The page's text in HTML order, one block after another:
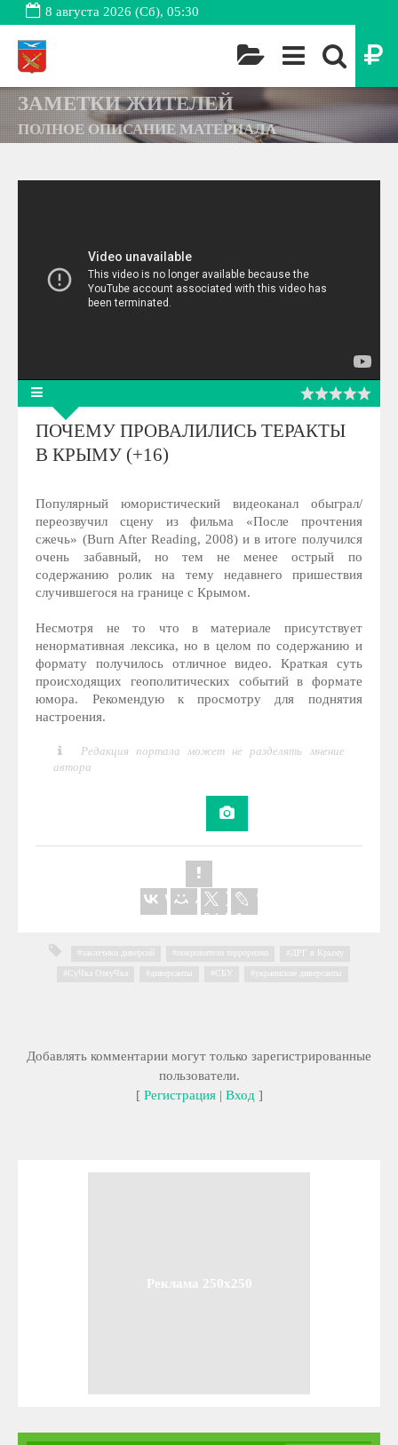
8 августа 2026 (Сб), 05:30
ЗАМЕТКИ ЖИТЕЛЕЙ
ПОЛНОЕ ОПИСАНИЕ МАТЕРИАЛА
ПОЧЕМУ ПРОВАЛИЛИСЬ ТЕРАКТЫ
В КРЫМУ (+16)
Популярный юмористический видеоканал обыграл/
переозвучил сцену из фильма «После прочтения
сжечь» (Burn After Reading, 2008) и в итоге получился
очень забавный, но тем не менее острый по
содержанию ролик на тему недавнего пришествия
случившегося на границе с Крымом.
Несмотря не то что в материале присутствует
ненормативная лексика, но в целом по содержанию и
формату получилось отличное видео. Краткая суть
происходящих геополитических событий в формате
юмора. Рекомендую к просмотру для поднятия
настроения.
Редакция портала может не разделять мнение
автора
заказчики диверсий покровители терроризма ДРГ в Крыму
CyЧка OзвуЧка диверсанты СБУ украинские диверсанты
Добавлять комментарии могут только зарегистрированные
пользователи.
[ Регистрация| Вход]
Реклама 250x250